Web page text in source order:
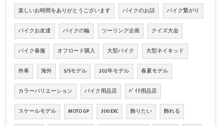
楽しいお時間をありがとうございます バイクのお話 バイク繋がり
バイクお友達 バイクの輪 ツーリング企画 クイズ大会
バイク春服 オフロード購入 大型バイク 大型ネイキッド
外車 海外 S/Sモデル 202年モデル 春夏モデル
カラーバリエーション バイク用品店 ﾊﾞｲｸ用品店
スケールモデル MOTO GP 300 EXC 飾りたい 飾れる